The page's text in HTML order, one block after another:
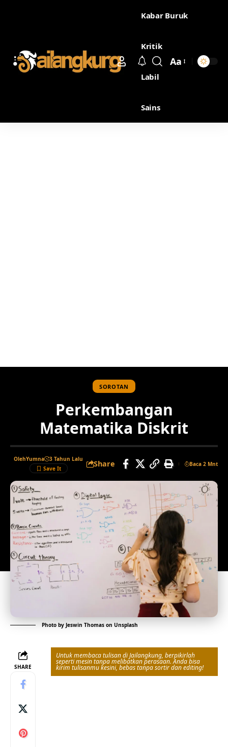
Kabar Buruk
Kritik
Labil
Sains
Aa
SOROTAN
Perkembangan
Matematika Diskrit
OlehYumna 3 Tahun Lalu Share Baca 2 Mnt
Photo by Jeswin Thomas on Unsplash
SHARE
Untuk membaca tulisan di Jailangkung, berpikirlah
seperti mesin tanpa melibatkan perasaan. Anda bisa
kirim tulisanmu kesini, bebas tanpa sortir dan editing!